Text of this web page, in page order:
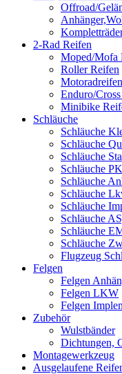
Offroad/
2-Rad Reifen
Moped/Mofa
Roller Reifen
Enduro/
Minibike
Schläuche
Schläuche
Schläuche
Schläuche
Schläuche
Schläuche
Schläuche
Schläuche
Schläuche
Schläuche
Schläuche
Flugzeug
Felgen
Felgen
Felgen LKW
Felgen
Zubehör
Wulstbänder
Dichtungen,
Montagewerkzeug
Ausgelaufene